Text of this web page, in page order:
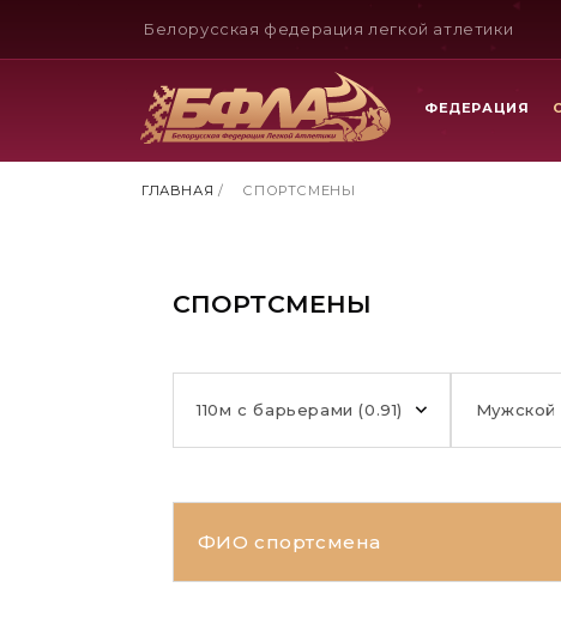
Белорусская федерация легкой атлетики
ФЕДЕРАЦИЯ
ГЛАВНАЯ / СПОРТСМЕНЫ
СПОРТСМЕНЫ
110м с барьерами (0.91) Мужской
ФИО спортсмена